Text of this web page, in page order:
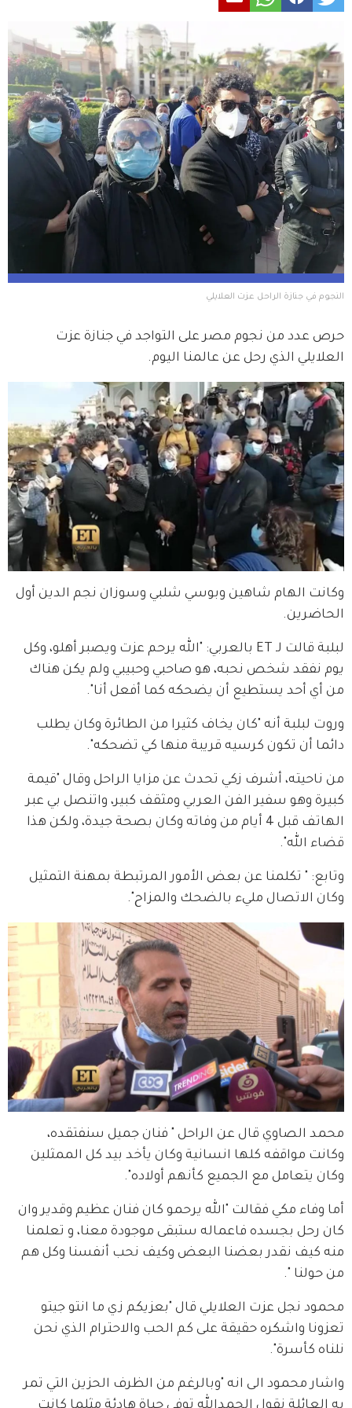
النجوم في جنازة الراحل عزت العلايلي
حرص عدد من نجوم مصر على التواجد في جنازة عزت
العلايلي الذي رحل عن عالمنا اليوم.
وكانت الهام شاهين وبوسي شلبي وسوزان نجم الدين أول
الحاضرين.
لبلبة قالت لـ ET بالعربي: "الله يرحم عزت ويصبر أهلو، وكل
يوم نفقد شخص نحبه، هو صاحبي وحبيبي ولم يكن هناك
من أي أحد يستطيع أن يضحكه كما أفعل أنا".
وروت لبلبة أنه "كان يخاف كثيرا من الطائرة وكان يطلب
دائما أن تكون كرسيه قريبة منها كي تضحكه".
من ناحيته، أشرف زكي تحدث عن مزايا الراحل وقال "قيمة
كبيرة وهو سفير الفن العربي ومثقف كبير، واتنصل بي عبر
الهاتف قبل 4 أيام من وفاته وكان بصحة جيدة، ولكن هذا
قضاء الله".
وتابع: " تكلمنا عن بعض الأمور المرتبطة بمهنة التمثيل
وكان الاتصال مليء بالضحك والمزاح".
محمد الصاوي قال عن الراحل " فنان جميل سنفتقده،
وكانت مواقفه كلها انسانية وكان يأخد بيد كل الممثلين
وكان يتعامل مع الجميع كأنهم أولاده".
أما وفاء مكي فقالت "الله يرحمو كان فنان عظيم وقدير وان
كان رحل بجسده فاعماله ستبقى موجودة معنا، و تعلمنا
منه كيف نقدر بعضنا البعض وكيف نحب أنفسنا وكل هم
من حولنا ".
محمود نجل عزت العلايلي قال "بعزيكم زي ما انتو جيتو
تعزونا واشكره حقيقة على كم الحب والاحترام الذي نحن
نلناه كأسرة".
واشار محمود الى انه "وبالرغم من الظرف الحزين التي تمر